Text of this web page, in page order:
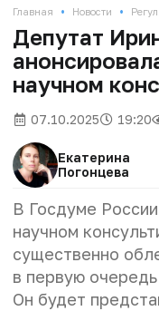
Главная • Новости •
Депутат
научном
07.10.2025 19:20
Екатерина
Погонцева
В Госдуме
научном
существенно
в первую
Он будет